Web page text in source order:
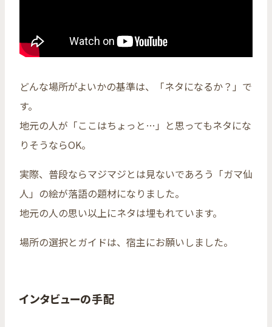
どんな場所がよいかの基準は、「ネタになるか？」で
す。
地元の人が「ここはちょっと…」と思ってもネタにな
りそうならOK。
実際、普段ならマジマジとは見ないであろう「ガマ仙
人」の絵が落語の題材になりました。
地元の人の思い以上にネタは埋もれています。
場所の選択とガイドは、宿主にお願いしました。
インタビューの手配